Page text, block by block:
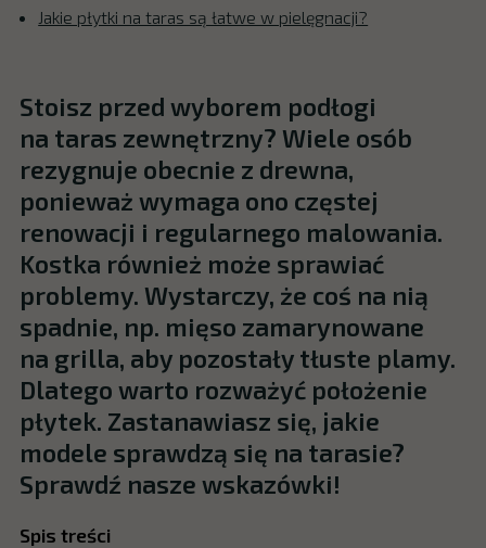
Jakie płytki na taras są łatwe w pielęgnacji?
Stoisz przed wyborem podłogi
na taras zewnętrzny? Wiele osób
rezygnuje obecnie z drewna,
ponieważ wymaga ono częstej
renowacji i regularnego malowania.
Kostka również może sprawiać
problemy. Wystarczy, że coś na nią
spadnie, np. mięso zamarynowane
na grilla, aby pozostały tłuste plamy.
Dlatego warto rozważyć położenie
płytek. Zastanawiasz się, jakie
modele sprawdzą się na tarasie?
Sprawdź nasze wskazówki!
Spis treści